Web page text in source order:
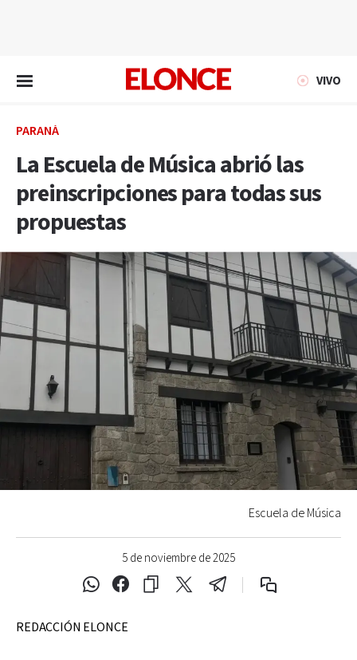
VIVO
PARANÁ
La Escuela de Música abrió las
preinscripciones para todas sus
propuestas
5 de noviembre de 2025
Escuela de Música
REDACCIÓN ELONCE